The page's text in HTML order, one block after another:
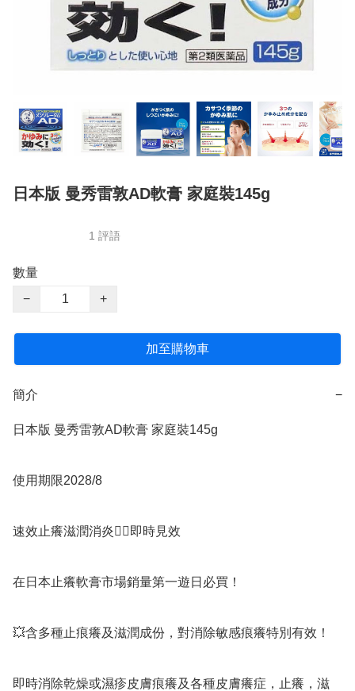
日本版 曼秀雷敦AD軟膏 家庭裝145g
1 評語
數量
−
+
加至購物車
簡介 −
日本版 曼秀雷敦AD軟膏 家庭裝145g
使用期限2028/8
速效止癢滋潤消炎👍🏻即時見效
在日本止癢軟膏市場銷量第一遊日必買！
💥含多種止痕癢及滋潤成份，對消除敏感痕癢特別有效！
即時消除乾燥或濕疹皮膚痕癢及各種皮膚癢症，止癢，滋